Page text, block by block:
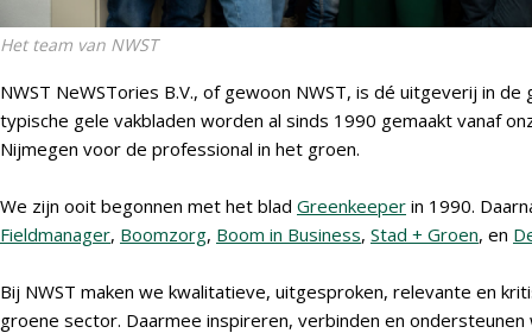
Het team van NWST
NWST NeWSTories B.V., of gewoon NWST, is dé uitgeverij in
typische gele vakbladen worden al sinds 1990 gemaakt vanaf
Nijmegen voor de professional in het groen.
We zijn ooit begonnen met het blad Greenkeeper in 1990.
Fieldmanager, Boomzorg, Boom in Business, Stad + Groen, en
Bij NWST maken we kwalitatieve, uitgesproken, relevante en
groene sector. Daarmee inspireren, verbinden en